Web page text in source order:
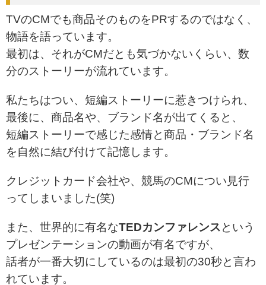
TVのCMでも商品そのものをPRするのではなく、
物語を語っています。
最初は、それがCMだとも気づかないくらい、数
分のストーリーが流れています。
私たちはつい、短編ストーリーに惹きつけられ、
最後に、商品名や、ブランド名が出てくると、
短編ストーリーで感じた感情と商品・ブランド名
を自然に結び付けて記憶します。
クレジットカード会社や、競馬のCMについ見行
ってしまいました(笑)
また、世界的に有名なTEDカンファレンス という
プレゼンテーションの動画が有名ですが、
話者が一番大切にしているのは最初の30秒と言わ
れています。